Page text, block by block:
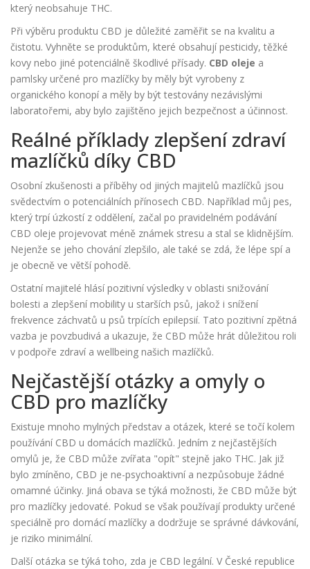
který neobsahuje THC.
Při výběru produktu CBD je důležité zaměřit se na kvalitu a
čistotu. Vyhněte se produktům, které obsahují pesticidy, těžké
kovy nebo jiné potenciálně škodlivé přísady. CBD oleje a
pamlsky určené pro mazlíčky by měly být vyrobeny z
organického konopí a měly by být testovány nezávislými
laboratořemi, aby bylo zajištěno jejich bezpečnost a účinnost.
Reálné příklady zlepšení zdraví
mazlíčků díky CBD
Osobní zkušenosti a příběhy od jiných majitelů mazlíčků jsou
svědectvím o potenciálních přínosech CBD. Například můj pes,
který trpí úzkostí z oddělení, začal po pravidelném podávání
CBD oleje projevovat méně známek stresu a stal se klidnějším.
Nejenže se jeho chování zlepšilo, ale také se zdá, že lépe spí a
je obecně ve větší pohodě.
Ostatní majitelé hlásí pozitivní výsledky v oblasti snižování
bolesti a zlepšení mobility u starších psů, jakož i snížení
frekvence záchvatů u psů trpících epilepsií. Tato pozitivní zpětná
vazba je povzbudivá a ukazuje, že CBD může hrát důležitou roli
v podpoře zdraví a wellbeing našich mazlíčků.
Nejčastější otázky a omyly o
CBD pro mazlíčky
Existuje mnoho mylných představ a otázek, které se točí kolem
používání CBD u domácích mazlíčků. Jedním z nejčastějších
omylů je, že CBD může zvířata "opít" stejně jako THC. Jak již
bylo zmíněno, CBD je ne-psychoaktivní a nezpůsobuje žádné
omamné účinky. Jiná obava se týká možnosti, že CBD může být
pro mazlíčky jedovaté. Pokud se však používají produkty určené
speciálně pro domácí mazlíčky a dodržuje se správné dávkování,
je riziko minimální.
Další otázka se týká toho, zda je CBD legální. V České republice